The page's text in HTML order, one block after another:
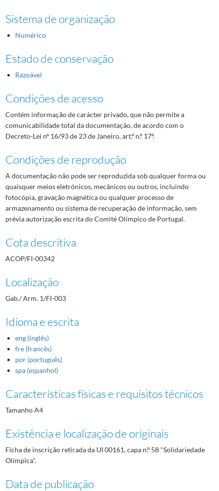
Sistema de organização
Numérico
Estado de conservação
Razoável
Condições de acesso
Contém informação de carácter privado, que não permite a
comunicabilidade total da documentação, de acordo com o
Decreto-Lei nº 16/93 de 23 de Janeiro, art.º n.º 17º.
Condições de reprodução
A documentação não pode ser reproduzida sob qualquer forma ou
quaisquer meios eletrónicos, mecânicos ou outros, incluindo
fotocópia, gravação magnética ou qualquer processo de
armazenamento ou sistema de recuperação de informação, sem
prévia autorização escrita do Comité Olímpico de Portugal.
Cota descritiva
ACOP/FI-00342
Localização
Gab./ Arm. 1/FI-003
Idioma e escrita
eng (inglês)
fre (francês)
por (português)
spa (espanhol)
Características físicas e requisitos técnicos
Tamanho A4
Existência e localização de originais
Ficha de inscrição retirada da UI 00161, capa n.º 58 "Solidariedade
Olímpica".
Data de publicação